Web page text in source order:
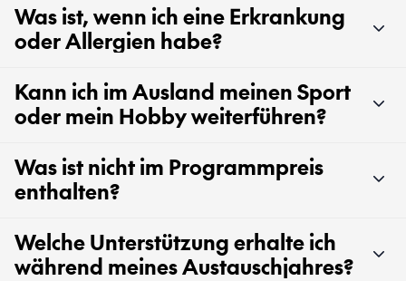
Was ist, wenn ich eine Erkrankung
oder Allergien habe?
Kann ich im Ausland meinen Sport
oder mein Hobby weiterführen?
Was ist nicht im Programmpreis
enthalten?
Welche Unterstützung erhalte ich
während meines Austauschjahres?